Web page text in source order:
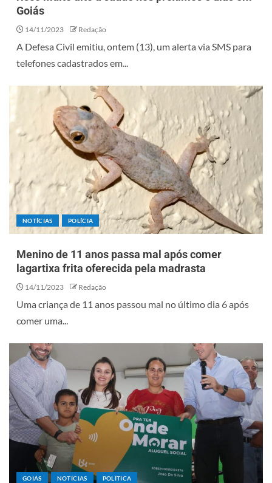
Goiás
14/11/2023 Redação
A Defesa Civil emitiu, ontem (13), um alerta via SMS para
telefones cadastrados em...
NOTÍCIAS POLÍCIA
Menino de 11 anos passa mal após comer
lagartixa frita oferecida pela madrasta
14/11/2023 Redação
Uma criança de 11 anos passou mal no último dia 6 após
comer uma...
GOIÁS NOTÍCIAS POLÍTICA